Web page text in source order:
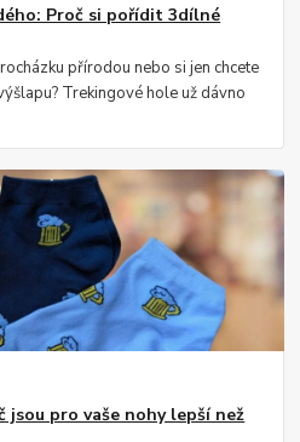
Proč si pořídit 3dílné
přírodou nebo si jen chcete
Trekingové hole už dávno
jsou pro vaše nohy lepší než